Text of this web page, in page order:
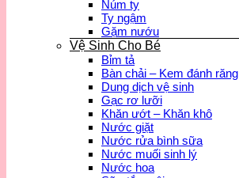
Núm ty
Ty ngậm
Gặm nướu
Vệ Sinh Cho Bé
Bỉm tả
Bàn chải – Kem đánh răng
Dung dịch vệ sinh
Gạc rơ lưỡi
Khăn ướt – Khăn khô
Nước giặt
Nước rửa bình sữa
Nước muối sinh lý
Nước hoa